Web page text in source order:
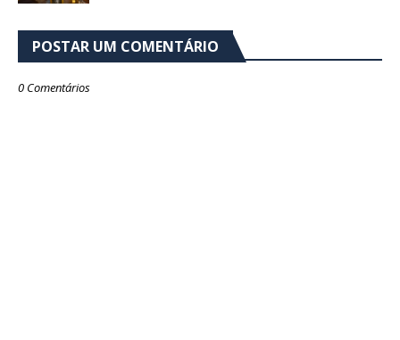
POSTAR UM COMENTÁRIO
0 Comentários